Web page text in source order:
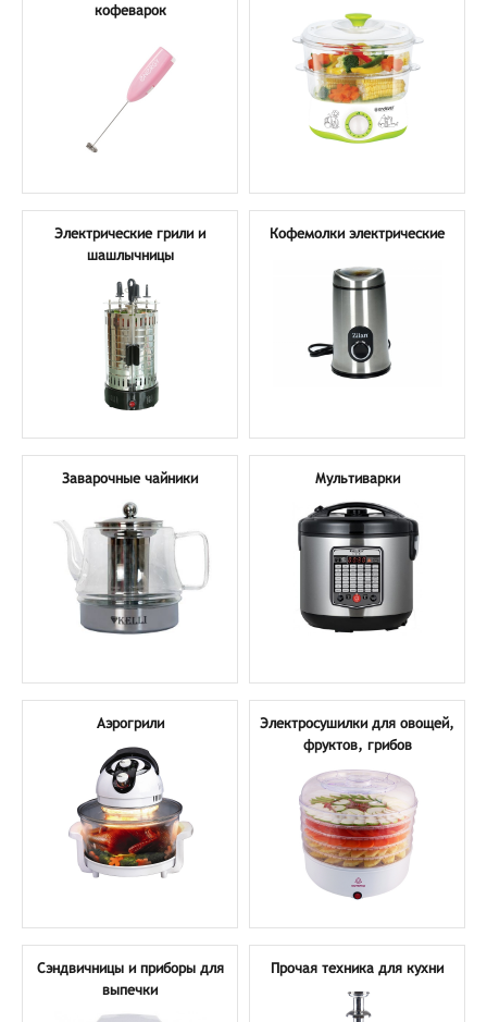
кофеварок
Электрические грили и
шашлычницы
Кофемолки электрические
Заварочные чайники Мультиварки
Аэрогрили
Электросушилки для овощей,
фруктов, грибов
Сэндвичницы и приборы для
выпечки
Прочая техника для кухни